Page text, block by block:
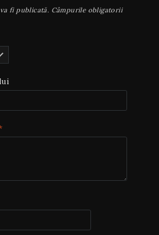
fi publicată. Câmpurile obligatorii